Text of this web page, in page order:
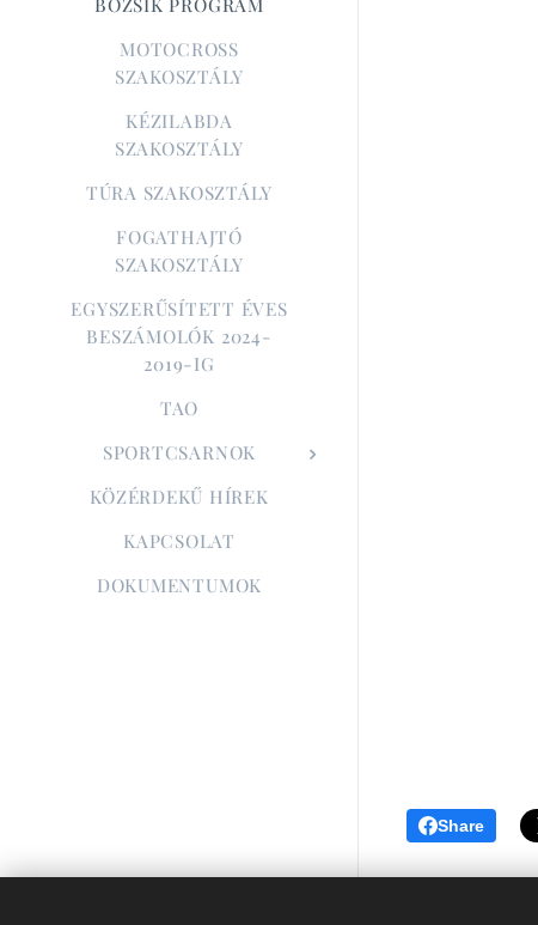
BOZSIK PROGRAM
MOTOCROSS
SZAKOSZTÁLY
KÉZILABDA
SZAKOSZTÁLY
TÚRA SZAKOSZTÁLY
FOGATHAJTÓ
SZAKOSZTÁLY
EGYSZERŰSÍTETT ÉVES
BESZÁMOLÓK 2024-
2019-IG
TAO
SPORTCSARNOK
KÖZÉRDEKŰ HÍREK
KAPCSOLAT
DOKUMENTUMOK
Share